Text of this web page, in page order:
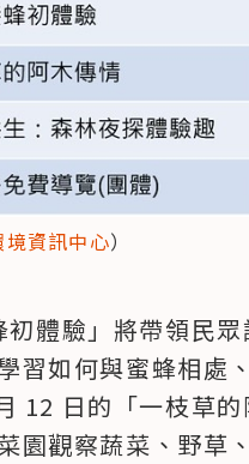
境資訊中心）
體驗」將帶領民
習如何與蜜蜂相處
12 日的「一枝草
園觀察蔬菜、野草